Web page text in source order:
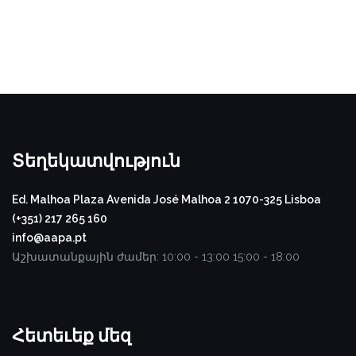
Տեղեկատվություն
Ed. Malhoa Plaza Avenida José Malhoa 2 1070-325 Lisboa
(+351) 217 265 160
info@aapa.pt
Աշխատանքային ժամեր: 10:00 - 13:00 15:00 - 18:00
Հետեւեք մեզ